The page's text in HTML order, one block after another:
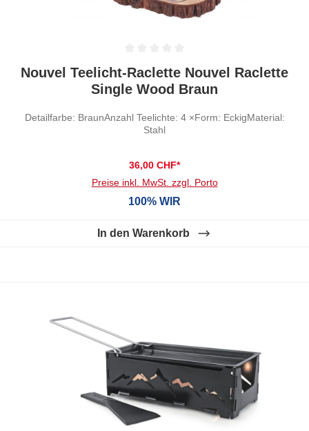
Durchschnittliche Bewertung von 0 von 5 Sternen
Nouvel Teelicht-Raclette Nouvel Raclette
Single Wood Braun
Detailfarbe: BraunAnzahl Teelichte: 4 ×Form: EckigMaterial:
Stahl
36,00 CHF*
Preise inkl. MwSt. zzgl. Porto
100% WIR
In den Warenkorb